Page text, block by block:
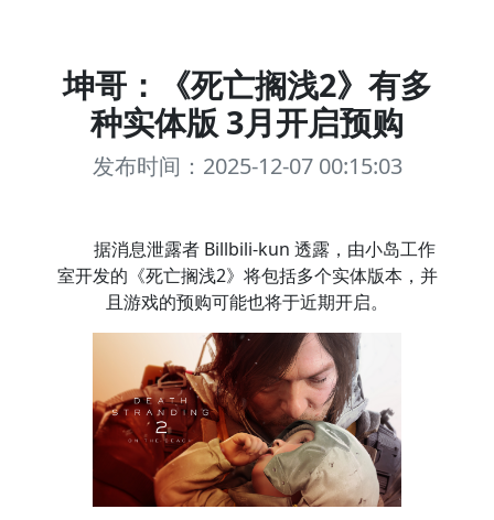
坤哥：《死亡搁浅2》有多
种实体版 3月开启预购
发布时间：2025-12-07 00:15:03
据消息泄露者 Billbili-kun 透露，由小岛工作
室开发的《死亡搁浅2》将包括多个实体版本，并
且游戏的预购可能也将于近期开启。